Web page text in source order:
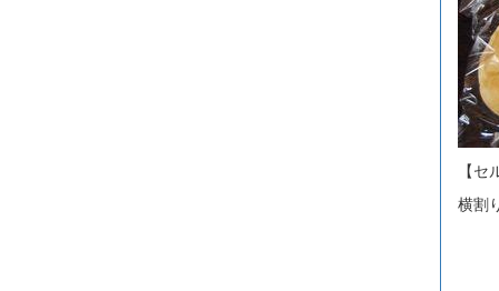
【
横割